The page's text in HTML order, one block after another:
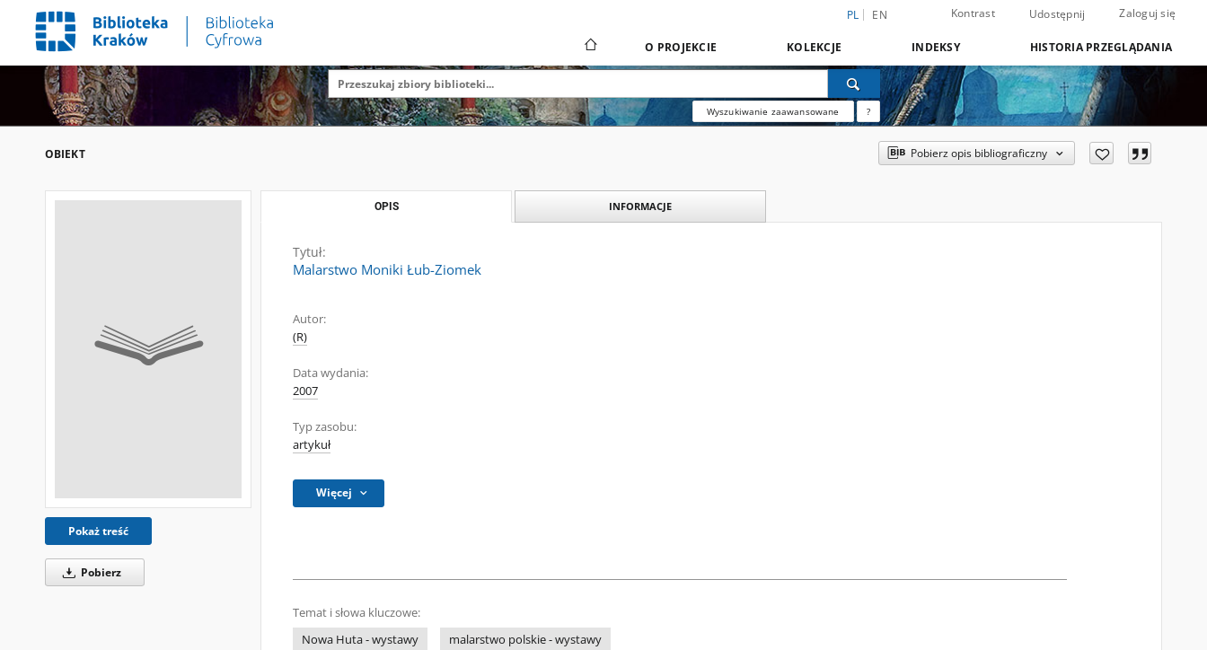
PL EN Kontrast Udostępnij Zaloguj się
O PROJEKCIE KOLEKCJE INDEKSY HISTORIA PRZEGLĄDANIA
Wyszukiwanie zaawansowane ?
OBIEKT Pobierz opis bibliograficzny
Pokaż treść
Pobierz
OPIS INFORMACJE
Tytuł:
Malarstwo Moniki Łub-Ziomek
Autor:
(R)
Data wydania:
2007
Typ zasobu:
artykuł
Więcej
Temat i słowa kluczowe:
Nowa Huta - wystawy
malarstwo polskie - wystawy